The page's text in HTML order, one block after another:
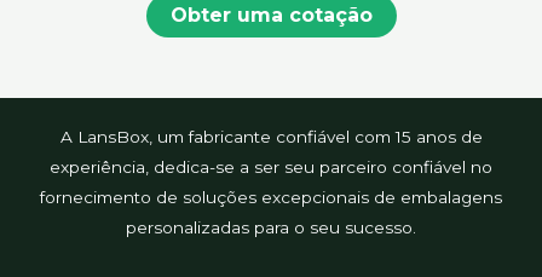
Obter uma cotação
A LansBox, um fabricante confiável com 15 anos de
experiência, dedica-se a ser seu parceiro confiável no
fornecimento de soluções excepcionais de embalagens
personalizadas para o seu sucesso.